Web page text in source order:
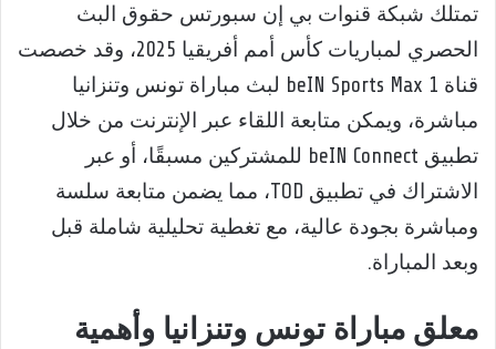
تمتلك شبكة قنوات بي إن سبورتس حقوق البث
الحصري لمباريات كأس أمم أفريقيا 2025، وقد خصصت
قناة beIN Sports Max 1 لبث مباراة تونس وتنزانيا
مباشرة، ويمكن متابعة اللقاء عبر الإنترنت من خلال
تطبيق beIN Connect للمشتركين مسبقًا، أو عبر
الاشتراك في تطبيق TOD، مما يضمن متابعة سلسة
ومباشرة بجودة عالية، مع تغطية تحليلية شاملة قبل
وبعد المباراة.
معلق مباراة تونس وتنزانيا وأهمية